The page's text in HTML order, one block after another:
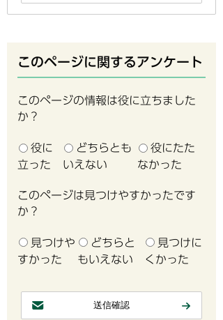
このページに関するアンケート
このページの情報は役に立ちました
か？
役に
立った
どちらとも
いえない
役にたた
なかった
このページは見つけやすかったです
か？
見つけや
すかった
どちらと
もいえない
見つけに
くかった